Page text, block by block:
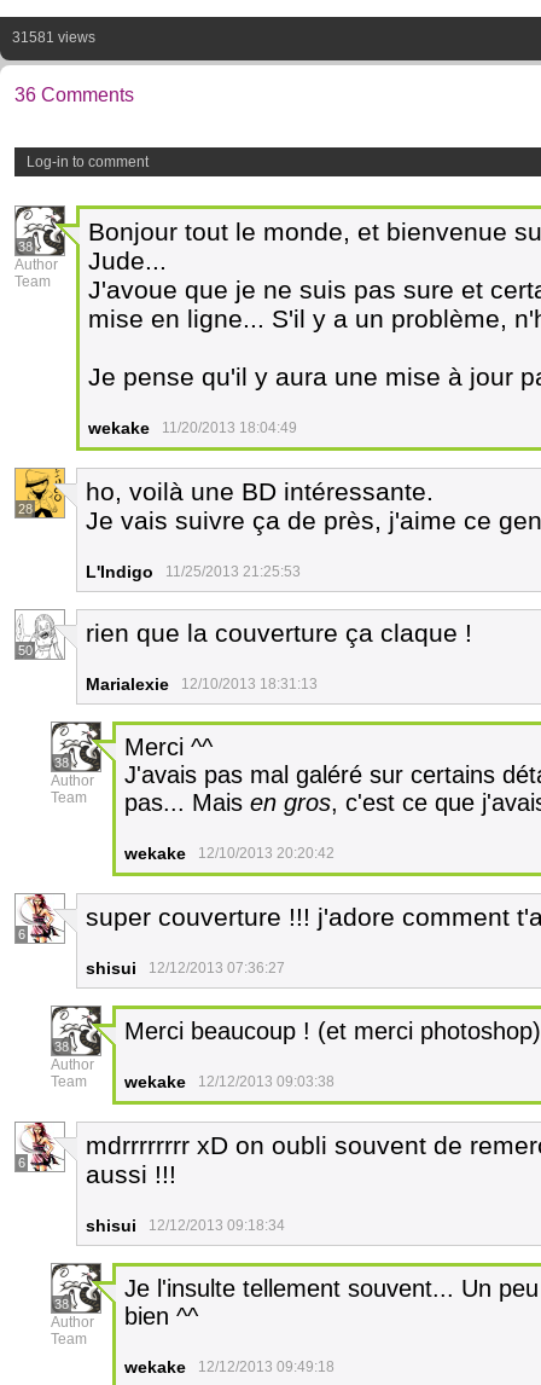
31581 views
36 Comments
Log-in to comment
38
Author
Team
Bonjour tout le monde, et bienvenue
Jude...
J'avoue que je ne suis pas sure et
mise en ligne... S'il y a un problème,
Je pense qu'il y aura une mise à jour
wekake 11/20/2013 18:04:49
28
ho, voilà une BD intéressante.
Je vais suivre ça de près, j'aime ce
L'Indigo 11/25/2013 21:25:53
50
rien que la couverture ça claque !
Marialexie 12/10/2013 18:31:13
38
Author
Team
Merci ^^
J'avais pas mal galéré sur certains
pas... Mais en gros, c'est ce que
wekake 12/10/2013 20:20:42
6
super couverture !!! j'adore comment
shisui 12/12/2013 07:36:27
38
Author
Team
Merci beaucoup ! (et merci photoshop)
wekake 12/12/2013 09:03:38
6
mdrrrrrrrr xD on oubli souvent de
aussi !!!
shisui 12/12/2013 09:18:34
38
Author
Team
Je l'insulte tellement souvent... Un
bien ^^
wekake 12/12/2013 09:49:18